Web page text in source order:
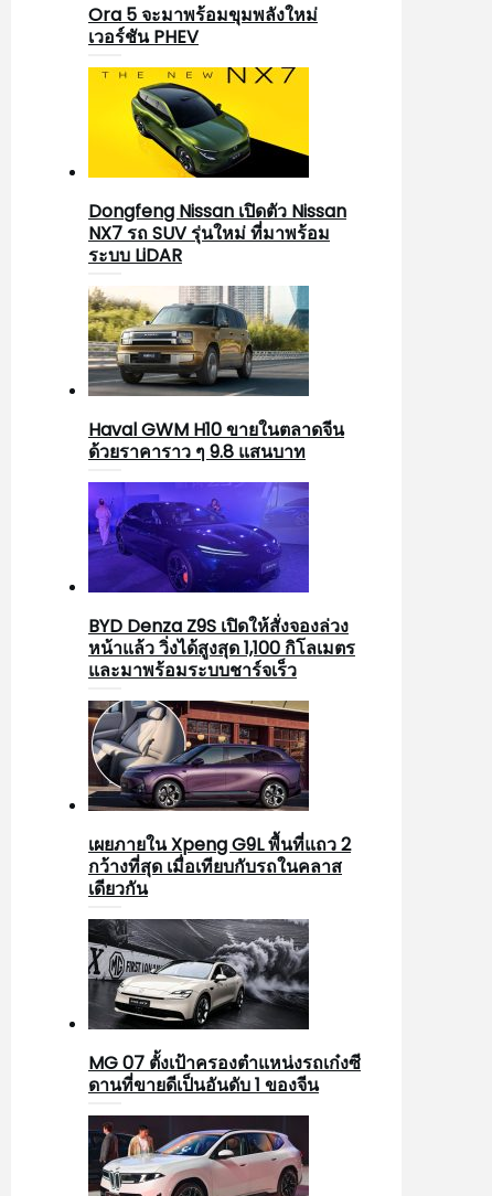
Ora 5 จะมาพร้อมขุมพลังใหม่
เวอร์ชัน PHEV
Dongfeng Nissan เปิดตัว Nissan
NX7 รถ SUV รุ่นใหม่ ที่มาพร้อม
ระบบ LiDAR
Haval GWM H10 ขายในตลาดจีน
ด้วยราคาราว ๆ 9.8 แสนบาท
BYD Denza Z9S เปิดให้สั่งจองล่วง
หน้าแล้ว วิ่งได้สูงสุด 1,100 กิโลเมตร
และมาพร้อมระบบชาร์จเร็ว
เผยภายใน Xpeng G9L พื้นที่แถว 2
กว้างที่สุด เมื่อเทียบกับรถในคลาส
เดียวกัน
MG 07 ตั้งเป้าครองตำแหน่งรถเก๋งซี
ดานที่ขายดีเป็นอันดับ 1 ของจีน